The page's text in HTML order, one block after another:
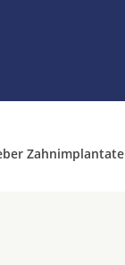
Zahnimplantate